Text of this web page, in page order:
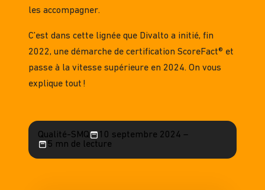
les accompagner.
C’est dans cette lignée que Divalto a initié, fin
2022, une démarche de certification ScoreFact® et
passe à la vitesse supérieure en 2024. On vous
explique tout !
Qualité-SMQ
10 septembre 2024 –
5 mn de lecture